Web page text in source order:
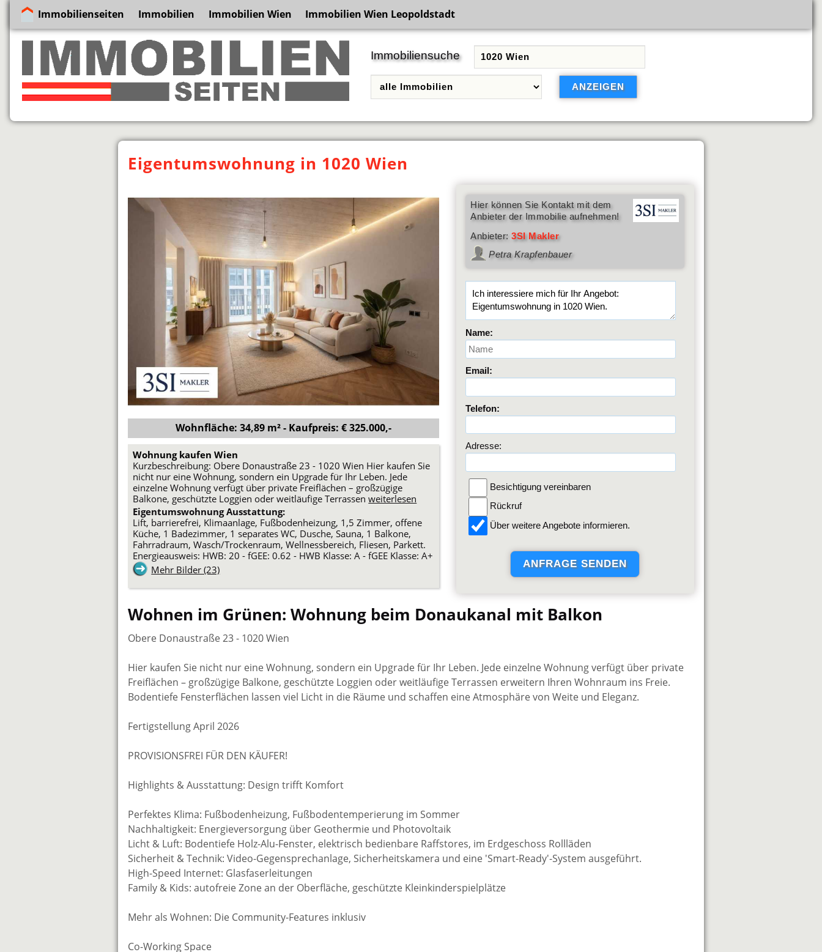
Immobilienseiten Immobilien Immobilien Wien Immobilien Wien Leopoldstadt
Immobiliensuche
Eigentumswohnung in 1020 Wien
Wohnfläche: 34,89 m² - Kaufpreis: € 325.000,-
Wohnung kaufen Wien
Kurzbeschreibung: Obere Donaustraße 23 - 1020 Wien Hier kaufen Sie
nicht nur eine Wohnung, sondern ein Upgrade für Ihr Leben. Jede
einzelne Wohnung verfügt über private Freiflächen – großzügige
Balkone, geschützte Loggien oder weitläufige Terrassenweiterlesen
Eigentumswohnung Ausstattung:
Lift, barrierefrei, Klimaanlage, Fußbodenheizung, 1,5 Zimmer, offene
Küche, 1 Badezimmer, 1 separates WC, Dusche, Sauna, 1 Balkone,
Fahrradraum, Wasch/Trockenraum, Wellnessbereich, Fliesen, Parkett.
Energieausweis: HWB: 20 - fGEE: 0.62 - HWB Klasse: A - fGEE Klasse: A+
Mehr Bilder (23)
Hier können Sie Kontakt mit dem
Anbieter der Immobilie aufnehmen!
Anbieter:3SI Makler
Petra Krapfenbauer
Name:
Email:
Telefon:
Adresse:
Besichtigung vereinbaren
Rückruf
Über weitere Angebote informieren.
Wohnen im Grünen: Wohnung beim Donaukanal mit Balkon
Obere Donaustraße 23 - 1020 Wien
Hier kaufen Sie nicht nur eine Wohnung, sondern ein Upgrade für Ihr Leben. Jede einzelne Wohnung verfügt über private
Freiflächen – großzügige Balkone, geschützte Loggien oder weitläufige Terrassen erweitern Ihren Wohnraum ins Freie.
Bodentiefe Fensterflächen lassen viel Licht in die Räume und schaffen eine Atmosphäre von Weite und Eleganz.
Fertigstellung April 2026
PROVISIONSFREI FÜR DEN KÄUFER!
Highlights & Ausstattung: Design trifft Komfort
Perfektes Klima: Fußbodenheizung, Fußbodentemperierung im Sommer
Nachhaltigkeit: Energieversorgung über Geothermie und Photovoltaik
Licht & Luft: Bodentiefe Holz-Alu-Fenster, elektrisch bedienbare Raffstores, im Erdgeschoss Rollläden
Sicherheit & Technik: Video-Gegensprechanlage, Sicherheitskamera und eine 'Smart-Ready'-System ausgeführt.
High-Speed Internet: Glasfaserleitungen
Family & Kids: autofreie Zone an der Oberfläche, geschützte Kleinkinderspielplätze
Mehr als Wohnen: Die Community-Features inklusiv
Co-Working Space